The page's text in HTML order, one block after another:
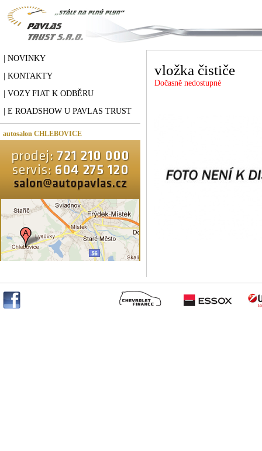
| NOVINKY
| KONTAKTY
| VOZY FIAT K ODBĚRU
| E ROADSHOW U PAVLAS TRUST
autosalon CHLEBOVICE
vložka čističe
Dočasně nedostupné